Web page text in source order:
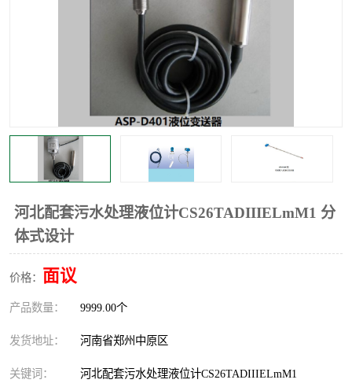
河北配套污水处理液位计CS26TADIIIELmM1 分
体式设计
价格： 面议
产品数量： 9999.00个
发货地址： 河南省郑州中原区
关键词： 河北配套污水处理液位计CS26TADIIIELmM1
温度传感器变送器
电容物位计
电量变送器
流量计 工业自动化系统成套设备